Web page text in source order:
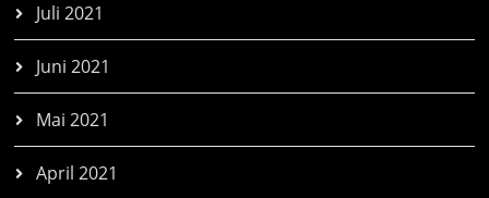
Juli 2021
Juni 2021
Mai 2021
April 2021